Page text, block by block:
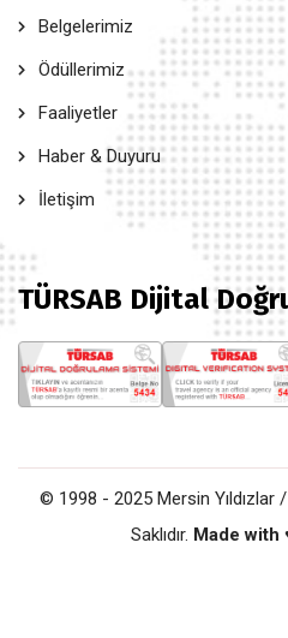
Belgelerimiz
Ödüllerimiz
Faaliyetler
Haber & Duyuru
İletişim
TÜRSAB Dijital
© 1998 - 2025 Mersin Yıldızlar
Saklıdır. Made with